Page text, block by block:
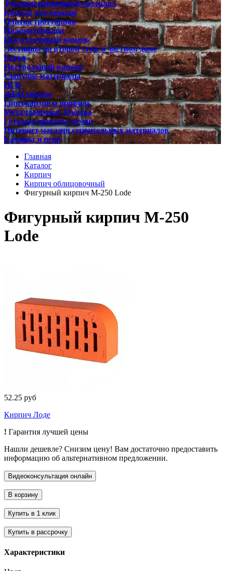
Теплоизоляционный материал
Кровля для крыши
Плитка тротуарная
Пиломатериалы
Искусственный камень
Лестницы на второй этаж в частном доме
Бетон
Натуральный камень
Сыпучие материалы
ПГП
ЖБИ заводы
Гипсокартон и профиль
Металлопрокат Москва
Готовые проекты домов
Интернет магазин строительных материалов
Камины и печи
Главная
Каталог
Кирпич
Кирпич облицовочный
Фигурный кирпич М-250 Lode
Фигурный кирпич М-250
Lode
52.25 руб
Кирпич Лоде
! Гарантия лучшей цены
Нашли дешевле? Снизим цену! Вам достаточно предоставить
информацию об альтернативном предложении.
Характеристики